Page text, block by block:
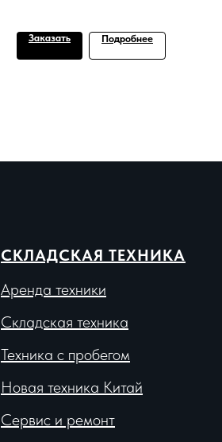
Заказать Подробнее
СКЛАДСКАЯ ТЕХНИКА
Аренда техники
Складская техника
Техника с пробегом
Новая техника Китай
Сервис и ремонт